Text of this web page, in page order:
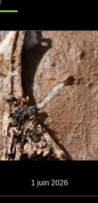
1 juin 2026